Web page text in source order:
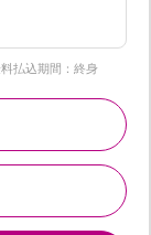
払込期間：終身